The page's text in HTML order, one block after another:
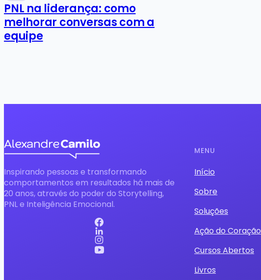
PNL na liderança: como
melhorar conversas com a
equipe
Inspirando pessoas e transformando
comportamentos em resultados há mais de
20 anos, através do poder do Storytelling,
PNL e Inteligência Emocional.
MENU
Início
Sobre
Soluções
Ação do Coração
Cursos Abertos
Livros